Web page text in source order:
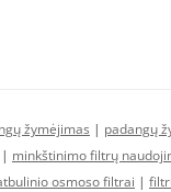
žymėjimas | padangų
| minkštinimo filtrų
osmoso filtrai |